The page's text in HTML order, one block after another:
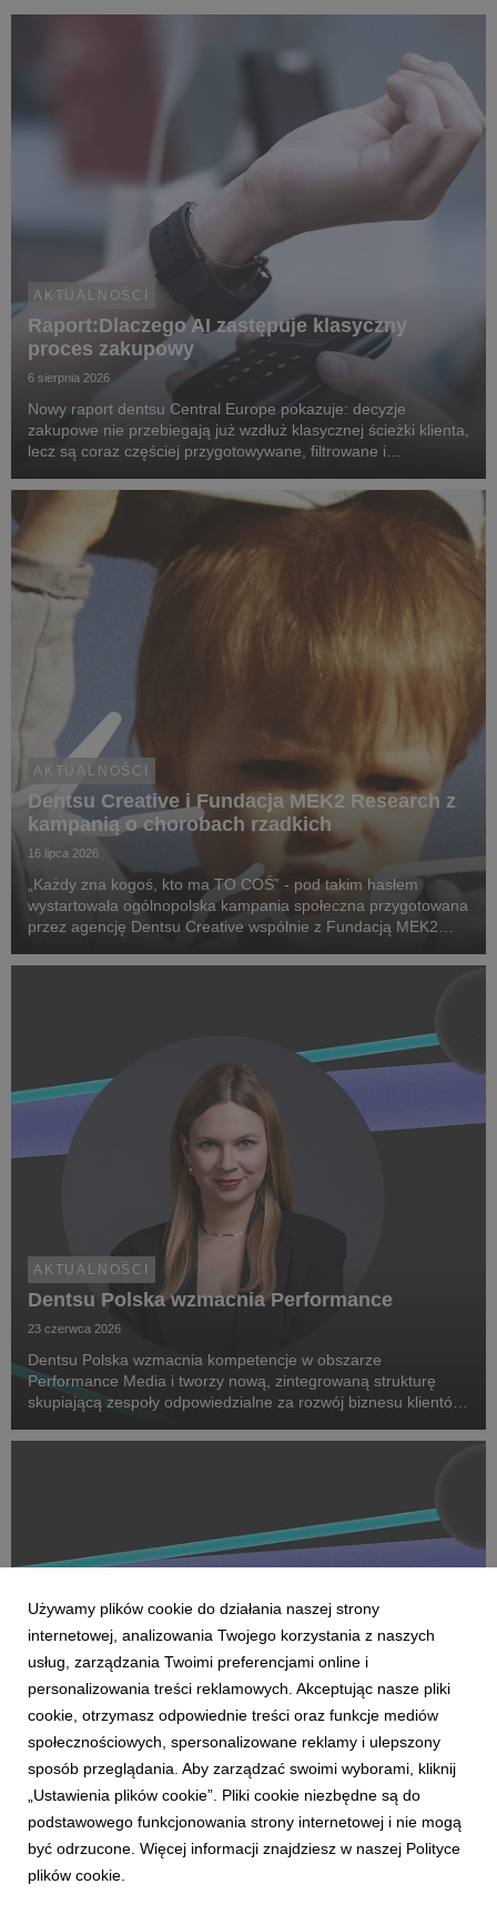
AKTUALNOŚCI
Raport:Dlaczego AI zastępuje klasyczny
proces zakupowy
6 sierpnia 2026
Nowy raport dentsu Central Europe pokazuje: decyzje
zakupowe nie przebiegają już wzdłuż klasycznej ścieżki klienta,
lecz są coraz częściej przygotowywane, filtrowane i
inteligencji.
AKTUALNOŚCI
Dentsu Creative i Fundacja MEK2 Research z
kampanią o chorobach rzadkich
16 lipca 2026
„Każdy zna kogoś, kto ma TO COŚ” - pod takim hasłem
wystartowała ogólnopolska kampania społeczna przygotowana
przez agencję Dentsu Creative wspólnie z Fundacją MEK2
chorób rzadkich, zwrócenie uwagi na problemy pac...
AKTUALNOŚCI
Dentsu Polska wzmacnia Performance
23 czerwca 2026
Dentsu Polska wzmacnia kompetencje w obszarze
Performance Media i tworzy nową, zintegrowaną strukturę
skupiającą zespoły odpowiedzialne za rozwój biznesu klientów
Na czele nowego obszaru stanęła Marta Bińczyk jako H...
AKTUALNOŚCI
Dentsu wzmacnia kompetencje Business
Transformation w Polsce
27 kwietnia 2026
Dentsu rozwija w Polsce kompetencje Business
Transformation (BX), wzmacniając swoją pozycję w obszarze
transformacji biznesowej w erze AI. Zespół BX, którym
Używamy plików cookie do działania naszej strony
internetowej, analizowania Twojego korzystania z naszych
usług, zarządzania Twoimi preferencjami online i
personalizowania treści reklamowych. Akceptując nasze pliki
cookie, otrzymasz odpowiednie treści oraz funkcje mediów
społecznościowych, spersonalizowane reklamy i ulepszony
sposób przeglądania. Aby zarządzać swoimi wyborami, kliknij
„Ustawienia plików cookie”. Pliki cookie niezbędne są do
podstawowego funkcjonowania strony internetowej i nie mogą
być odrzucone. Więcej informacji znajdziesz w naszej Polityce
plików cookie.